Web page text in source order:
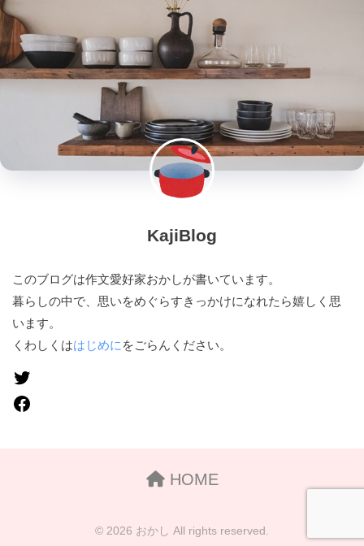
KajiBlog
このブログは作文愛好家おかしが書いています。
暮らしの中で、思いをめぐらすきっかけになれたら嬉しく思
います。
くわしくははじめに をごらんください。
HOME
© 2026 おかし All rights reserved.